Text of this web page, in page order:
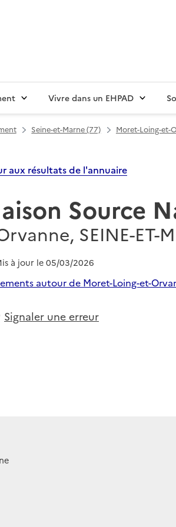
Vivre dans un EHPAD
Seine-et-Marne (77) Moret-Loing-et-
aux résultats de l'annuaire
Source
SEINE-ET-
à jour le 05/03/2026
autour de Moret-Loing-et-
Signaler une erreur